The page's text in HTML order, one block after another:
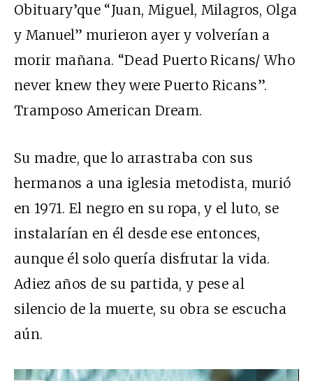
Obituary’que “Juan, Miguel, Milagros, Olga
y Manuel” murieron ayer y volverían a
morir mañana. “Dead Puerto Ricans/ Who
never knew they were Puerto Ricans”.
Tramposo American Dream.
Su madre, que lo arrastraba con sus
hermanos a una iglesia metodista, murió
en 1971. El negro en su ropa, y el luto, se
instalarían en él desde ese entonces,
aunque él solo quería disfrutar la vida.
Adiez años de su partida, y pese al
silencio de la muerte, su obra se escucha
aún.